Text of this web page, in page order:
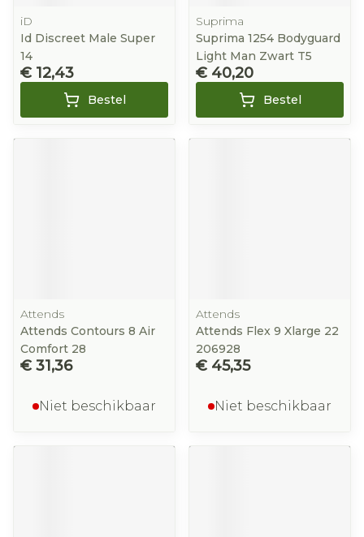
iD
Id Discreet Male Super
14
€ 12,43
Bestel
Suprima
Suprima 1254 Bodyguard
Light Man Zwart T5
€ 40,20
Bestel
Attends
Attends Contours 8 Air
Comfort 28
€ 31,36
Niet beschikbaar
Attends
Attends Flex 9 Xlarge 22
206928
€ 45,35
Niet beschikbaar